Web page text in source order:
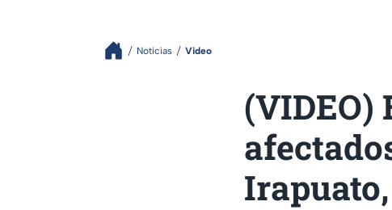
Noticias Video
(VIDEO)